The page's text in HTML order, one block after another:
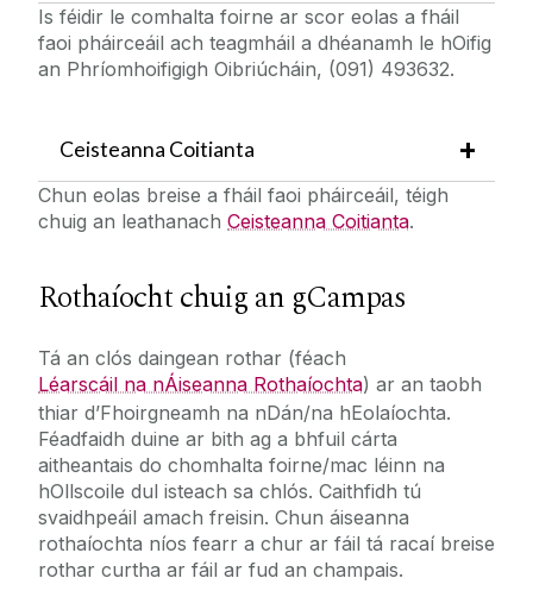
Is féidir le comhalta foirne ar scor eolas a fháil
faoi pháirceáil ach teagmháil a dhéanamh le hOifig
an Phríomhoifigigh Oibriúcháin, (091) 493632.
Ceisteanna Coitianta
Chun eolas breise a fháil faoi pháirceáil, téigh
chuig an leathanach Ceisteanna Coitianta.
Rothaíocht chuig an gCampas
Tá an clós daingean rothar (féach
Léarscáil na nÁiseanna Rothaíochta) ar an taobh
thiar d’Fhoirgneamh na nDán/na hEolaíochta.
Féadfaidh duine ar bith ag a bhfuil cárta
aitheantais do chomhalta foirne/mac léinn na
hOllscoile dul isteach sa chlós. Caithfidh tú
svaidhpeáil amach freisin. Chun áiseanna
rothaíochta níos fearr a chur ar fáil tá racaí breise
rothar curtha ar fáil ar fud an champais.